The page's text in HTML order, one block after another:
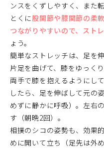
ンスをくずしやすく、また
とくに股関節や膝関節の柔
つながりやすいので、スト
ょう。
簡単なストレッチは、足を
片足を曲げて、膝をゆっく
両手で膝を抱えるようにし
したら、足を伸ばして元の
めずに静かに呼吸）。左右
す（朝晩2回）。
相撲のシコの姿勢も、効果
めに開いて立ち（足先は外